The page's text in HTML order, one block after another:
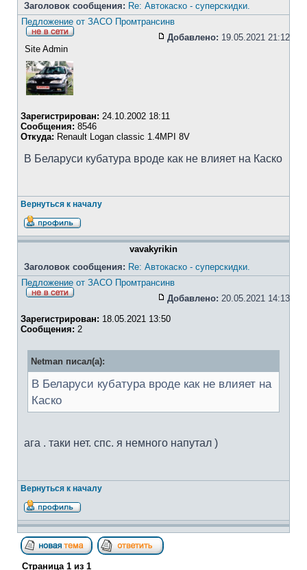
Заголовок сообщения: Re: Автокаско - суперскидки.
Педложение от ЗАСО Промтрансинв
Добавлено: 19.05.2021 21:12
Site Admin
Зарегистрирован: 24.10.2002 18:11
Сообщения: 8546
Откуда: Renault Logan classic 1.4MPI 8V
В Беларуси кубатура вроде как не влияет на Каско
Вернуться к началу
vavakyrikin
Заголовок сообщения: Re: Автокаско - суперскидки.
Педложение от ЗАСО Промтрансинв
Добавлено: 20.05.2021 14:13
Зарегистрирован: 18.05.2021 13:50
Сообщения: 2
Netman писал(а):
В Беларуси кубатура вроде как не влияет на
Каско
ага . таки нет. спс. я немного напутал )
Вернуться к началу
Страница 1 из 1